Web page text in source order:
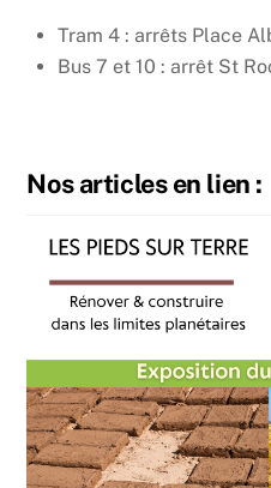
Tram 4 : arrêts Place
Bus 7 et 10 : arrêt St
Nos articles en lien :